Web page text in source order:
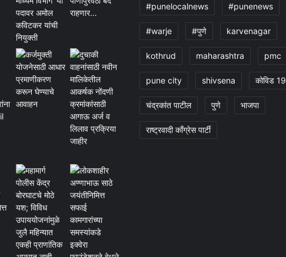
#punelocalnews #punenews
#warje #पुणे karvenagar
kothrud maharashtra pmc
pune city shivsena कोविड 19
चंद्रकांत पाटील पुणे भाजपा
राष्ट्रवादी काँग्रेस पार्टी